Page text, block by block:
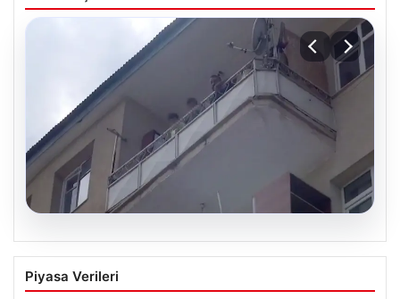
08.08.2026
Korku Dolu Anlar! Eşini Barışmaya İkna
Edemeyince Çocuklarını Balkonlarda
Piyasa Verileri